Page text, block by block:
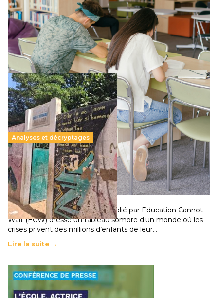
11 juillet 2026-
Le projet de loi sur la régulation de l’enseignement
supérieur privé met en lumière l’amplification d’un système
qui relègue l’acte pédagogique au superfétatoire, voire à…
Lire la suite →
Analyses et décryptages
258 millions d’enfants victimes de la guerre, des
chocs climatiques et des déplacements de
population
11 juillet 2026- National
Un nouveau rapport mondial publié par Education Cannot
Wait (ECW) dresse un tableau sombre d’un monde où les
crises privent des millions d’enfants de leur…
Lire la suite →